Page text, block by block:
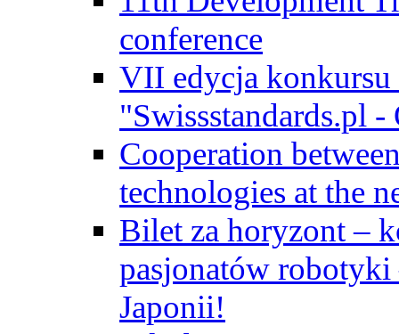
conference
VII edycja konkursu
"Swissstandards.pl
Cooperation
technologies at the
Bilet za horyzont –
pasjonatów
Japonii!